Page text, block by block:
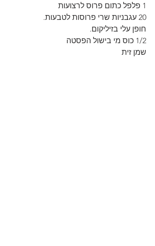
1 פלפל כתום פרוס לרצועות
20 עגבניות שרי פרוסות לטבעות.
חופן עלי בזיליקום.
1/2 כוס מי בישול הפסטה
שמן זית